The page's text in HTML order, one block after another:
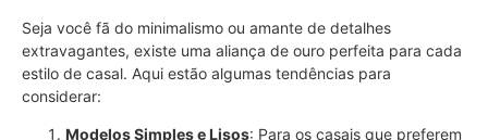
Seja você fã do minimalismo ou amante de detalhes
extravagantes, existe uma aliança de ouro perfeita para cada
estilo de casal. Aqui estão algumas tendências para
considerar:
Modelos Simples e Lisos: Para os casais que preferem